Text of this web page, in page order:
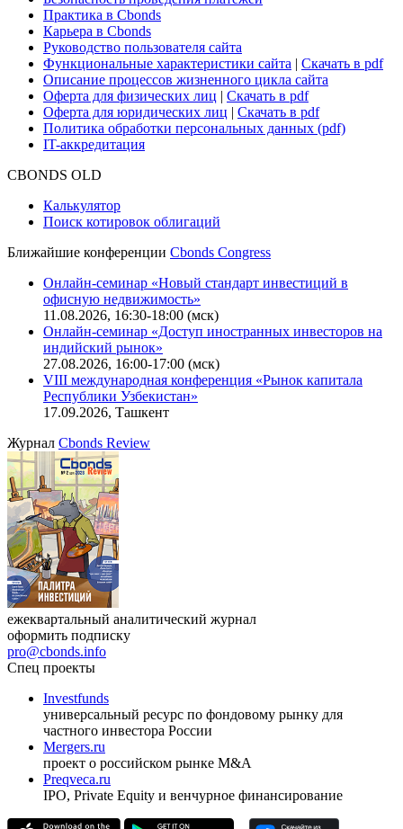
Практика в Cbonds
Карьера в Cbonds
Руководство пользователя сайта
Функциональные характеристики сайта | Скачать в pdf
Описание процессов жизненного цикла сайта
Оферта для физических лиц | Скачать в pdf
Оферта для юридических лиц | Скачать в pdf
Политика обработки персональных данных (pdf)
IT-аккредитация
CBONDS OLD
Калькулятор
Поиск котировок облигаций
Ближайшие конференции Cbonds Congress
Онлайн-семинар «Новый стандарт инвестиций в
офисную недвижимость»
11.08.2026, 16:30-18:00 (мск)
Онлайн-семинар «Доступ иностранных инвесторов на
индийский рынок»
27.08.2026, 16:00-17:00 (мск)
VIII международная конференция «Рынок капитала
Республики Узбекистан»
17.09.2026, Ташкент
Журнал Cbonds Review
ежеквартальный аналитический журнал
оформить подписку
pro@cbonds.info
Спец проекты
Investfunds
универсальный ресурс по фондовому рынку для
частного инвестора России
Mergers.ru
проект о российском рынке M&A
Preqveca.ru
IPO, Private Equity и венчурное финансирование